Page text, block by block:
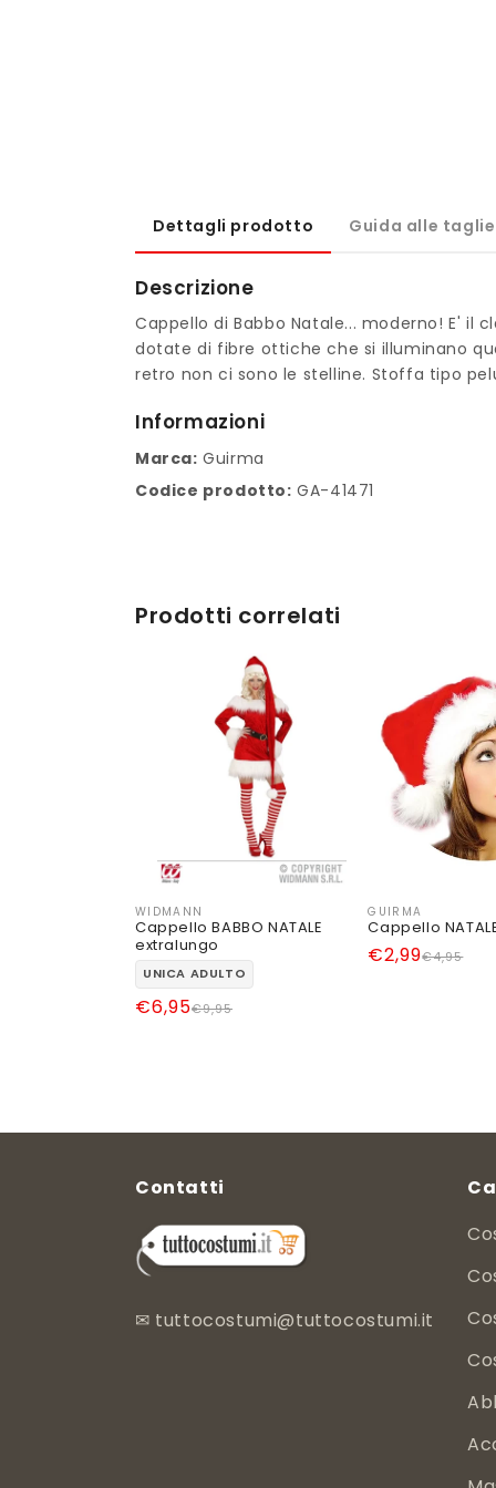
Dettagli prodotto Guida alle taglie
Descrizione
Cappello di Babbo Natale... moderno! E' il
dotate di fibre ottiche che si illuminano
retro non ci sono le stelline. Stoffa tipo
Informazioni
Marca: Guirma
Codice prodotto: GA-41471
Prodotti correlati
Produttore:
WIDMANN
Cappello BABBO NATALE
extralungo
UNICA ADULTO
Prezzo€9,95
Prezzo
€6,95
Produttore:
GUIRMA
Cappello
Prezzo€4,95
Prezzo
€2,99
Contatti
✉ tuttocostumi@tuttocostumi.it